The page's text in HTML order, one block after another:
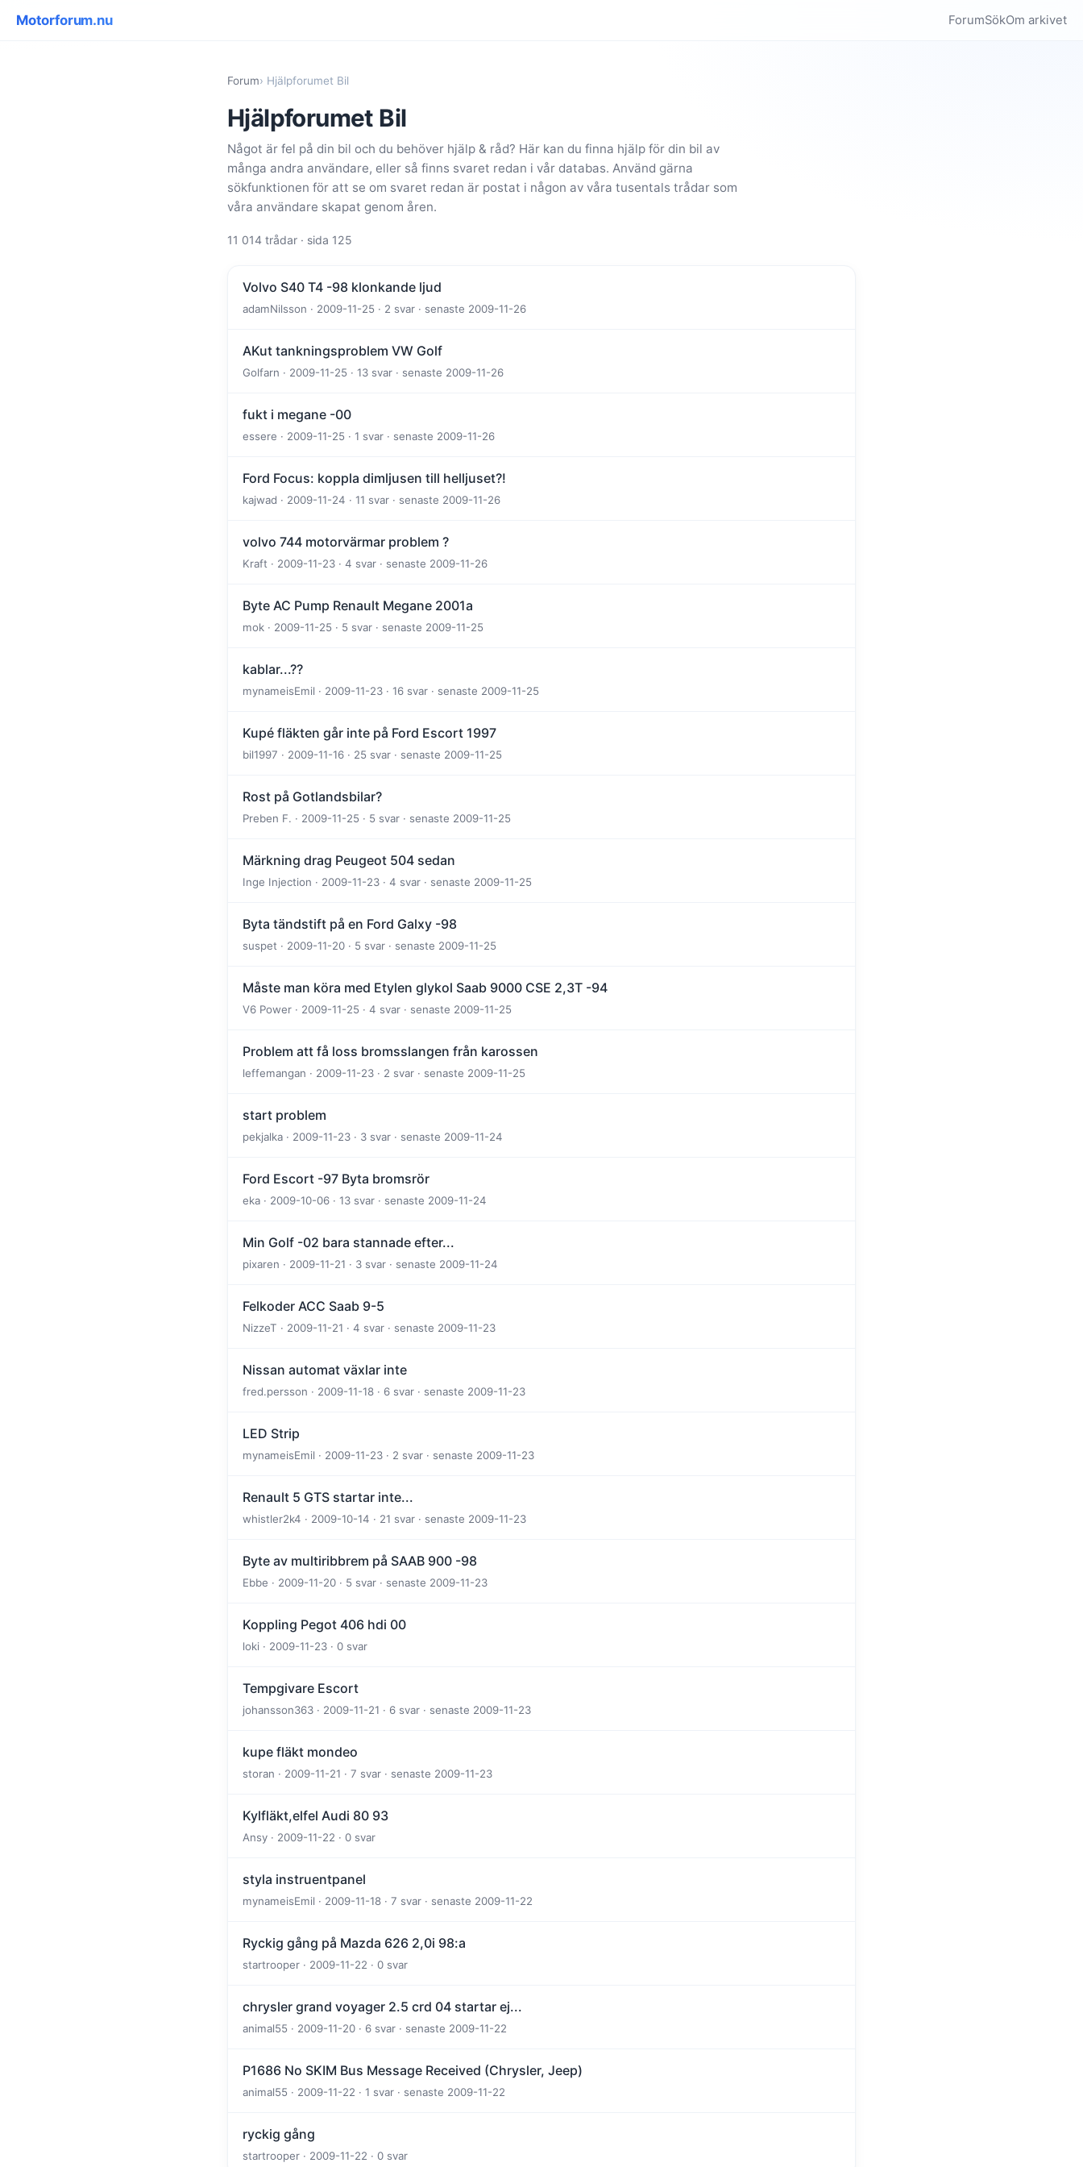
Motorforum.nu ForumSökOm arkivet
Forum› Hjälpforumet Bil
Hjälpforumet Bil
Något är fel på din bil och du behöver hjälp & råd? Här kan du finna hjälp för din bil av
många andra användare, eller så finns svaret redan i vår databas. Använd gärna
sökfunktionen för att se om svaret redan är postat i någon av våra tusentals trådar som
våra användare skapat genom åren.
11 014 trådar · sida 125
Volvo S40 T4 -98 klonkande ljud
adamNilsson · 2009-11-25 · 2 svar · senaste 2009-11-26
AKut tankningsproblem VW Golf
Golfarn · 2009-11-25 · 13 svar · senaste 2009-11-26
fukt i megane -00
essere · 2009-11-25 · 1 svar · senaste 2009-11-26
Ford Focus: koppla dimljusen till helljuset?!
kajwad · 2009-11-24 · 11 svar · senaste 2009-11-26
volvo 744 motorvärmar problem ?
Kraft · 2009-11-23 · 4 svar · senaste 2009-11-26
Byte AC Pump Renault Megane 2001a
mok · 2009-11-25 · 5 svar · senaste 2009-11-25
kablar...??
mynameisEmil · 2009-11-23 · 16 svar · senaste 2009-11-25
Kupé fläkten går inte på Ford Escort 1997
bil1997 · 2009-11-16 · 25 svar · senaste 2009-11-25
Rost på Gotlandsbilar?
Preben F. · 2009-11-25 · 5 svar · senaste 2009-11-25
Märkning drag Peugeot 504 sedan
Inge Injection · 2009-11-23 · 4 svar · senaste 2009-11-25
Byta tändstift på en Ford Galxy -98
suspet · 2009-11-20 · 5 svar · senaste 2009-11-25
Måste man köra med Etylen glykol Saab 9000 CSE 2,3T -94
V6 Power · 2009-11-25 · 4 svar · senaste 2009-11-25
Problem att få loss bromsslangen från karossen
leffemangan · 2009-11-23 · 2 svar · senaste 2009-11-25
start problem
pekjalka · 2009-11-23 · 3 svar · senaste 2009-11-24
Ford Escort -97 Byta bromsrör
eka · 2009-10-06 · 13 svar · senaste 2009-11-24
Min Golf -02 bara stannade efter...
pixaren · 2009-11-21 · 3 svar · senaste 2009-11-24
Felkoder ACC Saab 9-5
NizzeT · 2009-11-21 · 4 svar · senaste 2009-11-23
Nissan automat växlar inte
fred.persson · 2009-11-18 · 6 svar · senaste 2009-11-23
LED Strip
mynameisEmil · 2009-11-23 · 2 svar · senaste 2009-11-23
Renault 5 GTS startar inte...
whistler2k4 · 2009-10-14 · 21 svar · senaste 2009-11-23
Byte av multiribbrem på SAAB 900 -98
Ebbe · 2009-11-20 · 5 svar · senaste 2009-11-23
Koppling Pegot 406 hdi 00
loki · 2009-11-23 · 0 svar
Tempgivare Escort
johansson363 · 2009-11-21 · 6 svar · senaste 2009-11-23
kupe fläkt mondeo
storan · 2009-11-21 · 7 svar · senaste 2009-11-23
Kylfläkt,elfel Audi 80 93
Ansy · 2009-11-22 · 0 svar
styla instruentpanel
mynameisEmil · 2009-11-18 · 7 svar · senaste 2009-11-22
Ryckig gång på Mazda 626 2,0i 98:a
startrooper · 2009-11-22 · 0 svar
chrysler grand voyager 2.5 crd 04 startar ej...
animal55 · 2009-11-20 · 6 svar · senaste 2009-11-22
P1686 No SKIM Bus Message Received (Chrysler, Jeep)
animal55 · 2009-11-22 · 1 svar · senaste 2009-11-22
ryckig gång
startrooper · 2009-11-22 · 0 svar